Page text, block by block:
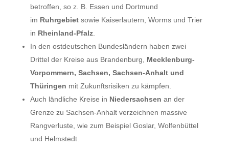
betroffen, so z. B. Essen und Dortmund
im Ruhrgebiet sowie Kaiserlautern, Worms und Trier
in Rheinland-Pfalz.
In den ostdeutschen Bundesländern haben zwei
Drittel der Kreise aus Brandenburg, Mecklenburg-
Vorpommern, Sachsen, Sachsen-Anhalt und
Thüringen mit Zukunftsrisiken zu kämpfen.
Auch ländliche Kreise in Niedersachsen an der
Grenze zu Sachsen-Anhalt verzeichnen massive
Rangverluste, wie zum Beispiel Goslar, Wolfenbüttel
und Helmstedt.